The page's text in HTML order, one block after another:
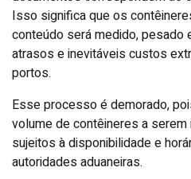
Isso significa que os
conteúdo será medido, pesado
atrasos e inevitáveis custos
portos.
Esse processo é demorado,
volume de contêineres a
sujeitos à disponibilidade e
autoridades aduaneiras.